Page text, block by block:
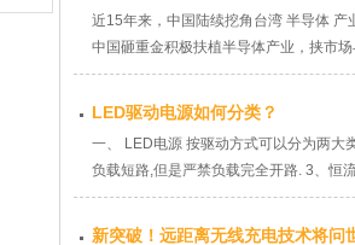
近15年来，中国陆续挖角台湾 半导体 产
中国砸重金积极扶植半导体产业，挟市场
LED驱动电源如何分类？
一、 LED电源 按驱动方式可以分为两
负载短路,但是严禁负载完全开路. 3、
新突破！远距离无线充电技术将问